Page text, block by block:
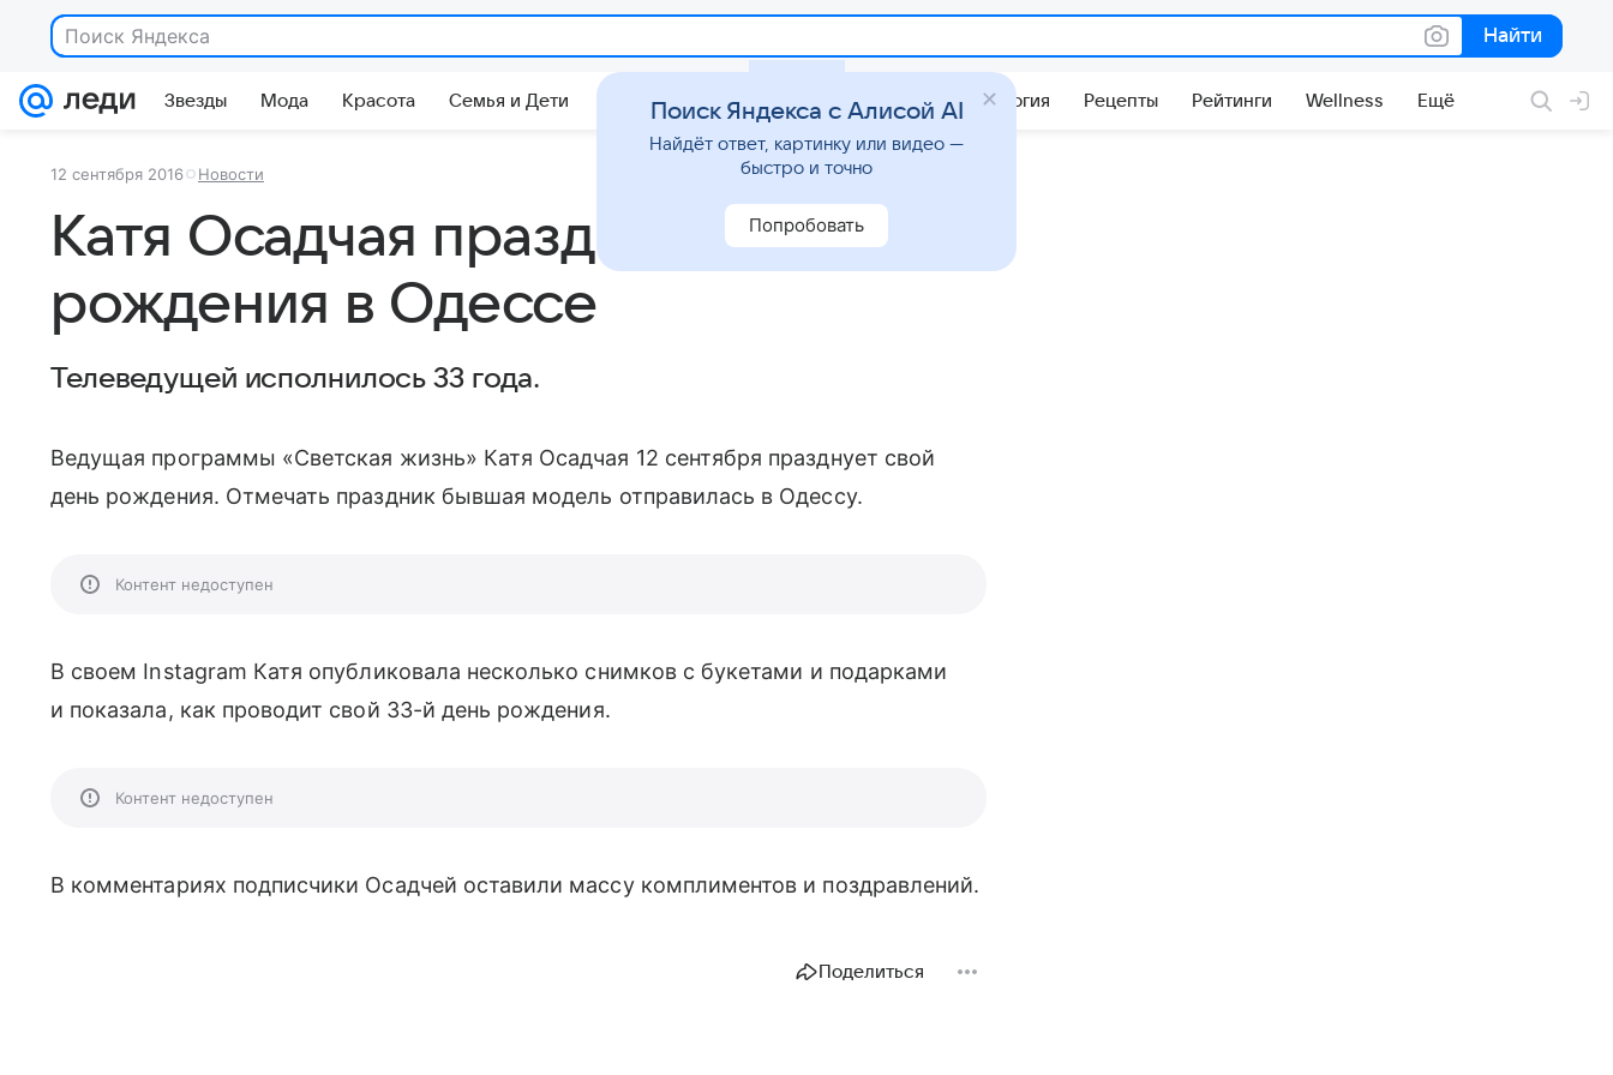
Поиск Яндекса Найти
Найти
Звезды Мода Красота Семья и Дети Гороскопы Стиль жизни Психология Рецепты Рейтинги Wellness Ещё
12 сентября 2016 Новости
Катя Осадчая празднует день
рождения в Одессе
Телеведущей исполнилось 33 года.
Ведущая программы «Светская жизнь» Катя Осадчая 12 сентября празднует свой
день рождения. Отмечать праздник бывшая модель отправилась в Одессу.
Контент недоступен
В своем Instagram Катя опубликовала несколько снимков с букетами и подарками
и показала, как проводит свой 33-й день рождения.
Контент недоступен
В комментариях подписчики Осадчей оставили массу комплиментов и поздравлений.
Поделиться
Поиск Яндекса с Алисой AI
Найдёт ответ, картинку или видео —
быстро и точно
Попробовать